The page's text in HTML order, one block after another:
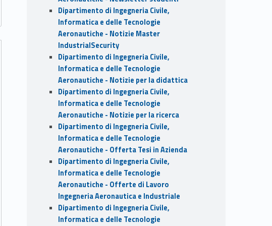
Dipartimento di Ingegneria Civile,
Informatica e delle Tecnologie
Aeronautiche - Notizie Master
IndustrialSecurity
Dipartimento di Ingegneria Civile,
Informatica e delle Tecnologie
Aeronautiche - Notizie per la didattica
Dipartimento di Ingegneria Civile,
Informatica e delle Tecnologie
Aeronautiche - Notizie per la ricerca
Dipartimento di Ingegneria Civile,
Informatica e delle Tecnologie
Aeronautiche - Offerta Tesi in Azienda
Dipartimento di Ingegneria Civile,
Informatica e delle Tecnologie
Aeronautiche - Offerte di Lavoro
Ingegneria Aeronautica e Industriale
Dipartimento di Ingegneria Civile,
Informatica e delle Tecnologie